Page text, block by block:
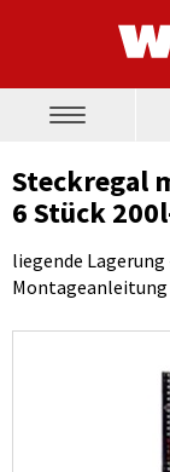
Toggle
Steckregal
6 Stück
liegende